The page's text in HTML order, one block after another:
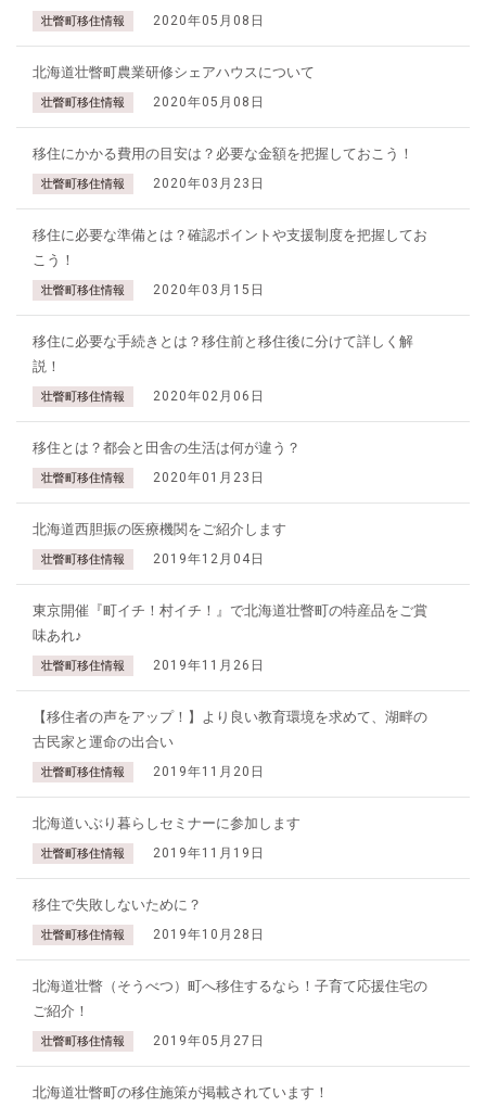
壮瞥町移住情報 2020年05月08日
北海道壮瞥町農業研修シェアハウスについて
壮瞥町移住情報 2020年05月08日
移住にかかる費用の目安は？必要な金額を把握しておこう！
壮瞥町移住情報 2020年03月23日
移住に必要な準備とは？確認ポイントや支援制度を把握してお
こう！
壮瞥町移住情報 2020年03月15日
移住に必要な手続きとは？移住前と移住後に分けて詳しく解
説！
壮瞥町移住情報 2020年02月06日
移住とは？都会と田舎の生活は何が違う？
壮瞥町移住情報 2020年01月23日
北海道西胆振の医療機関をご紹介します
壮瞥町移住情報 2019年12月04日
東京開催『町イチ！村イチ！』で北海道壮瞥町の特産品をご賞
味あれ♪
壮瞥町移住情報 2019年11月26日
【移住者の声をアップ！】より良い教育環境を求めて、湖畔の
古民家と運命の出合い
壮瞥町移住情報 2019年11月20日
北海道いぶり暮らしセミナーに参加します
壮瞥町移住情報 2019年11月19日
移住で失敗しないために？
壮瞥町移住情報 2019年10月28日
北海道壮瞥（そうべつ）町へ移住するなら！子育て応援住宅の
ご紹介！
壮瞥町移住情報 2019年05月27日
北海道壮瞥町の移住施策が掲載されています！